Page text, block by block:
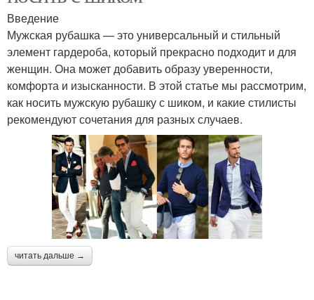
Введение
Мужская рубашка — это универсальный и стильный
элемент гардероба, который прекрасно подходит и для
женщин. Она может добавить образу уверенности,
комфорта и изысканности. В этой статье мы рассмотрим,
как носить мужскую рубашку с шиком, и какие стилисты
рекомендуют сочетания для разных случаев.
читать дальше →